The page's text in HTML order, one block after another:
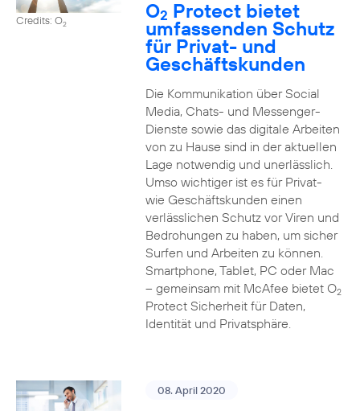
Credits: O2
O2 Protect bietet
umfassenden Schutz
für Privat- und
Geschäftskunden
Die Kommunikation über Social
Media, Chats- und Messenger-
Dienste sowie das digitale Arbeiten
von zu Hause sind in der aktuellen
Lage notwendig und unerlässlich.
Umso wichtiger ist es für Privat-
wie Geschäftskunden einen
verlässlichen Schutz vor Viren und
Bedrohungen zu haben, um sicher
Surfen und Arbeiten zu können.
Smartphone, Tablet, PC oder Mac
– gemeinsam mit McAfee bietet O2
Protect Sicherheit für Daten,
Identität und Privatsphäre.
08. April 2020